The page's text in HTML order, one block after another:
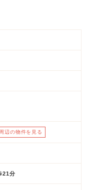
周辺の物件を見る
21分